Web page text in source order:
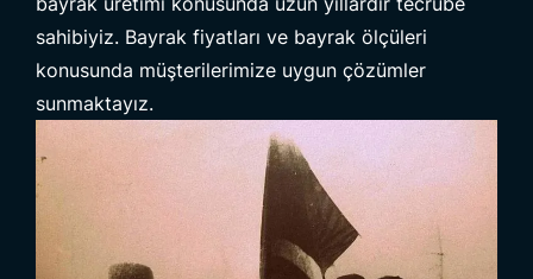
sahibiyiz. Bayrak fiyatları ve bayrak ölçüleri
konusunda müşterilerimize uygun çözümler
sunmaktayız.